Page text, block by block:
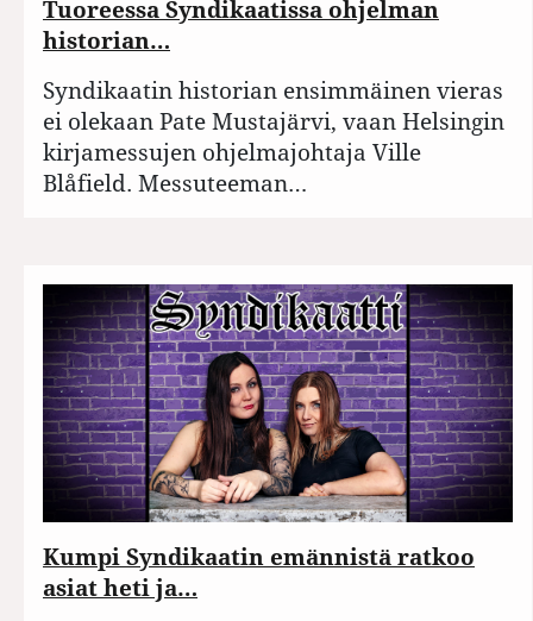
Tuoreessa Syndikaatissa ohjelman
historian…
Syndikaatin historian ensimmäinen vieras
ei olekaan Pate Mustajärvi, vaan Helsingin
kirjamessujen ohjelmajohtaja Ville
Blåfield. Messuteeman…
Kumpi Syndikaatin emännistä ratkoo
asiat heti ja…